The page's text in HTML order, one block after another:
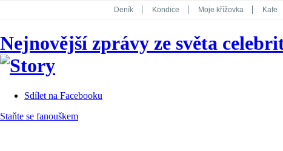
Deník Kondice Moje křížovka Kafe
Koktejl
Nejnovější zprávy ze světa
Sdílet na Facebooku
Staňte se fanouškem